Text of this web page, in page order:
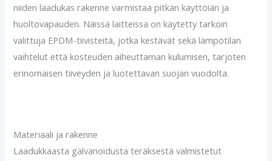
niiden laadukas rakenne varmistaa pitkän käyttöiän ja
huoltovapauden. Näissä laitteissa on käytetty tarkoin
valittuja EPDM-tiivisteitä, jotka kestävät sekä lämpötilan
vaihtelut että kosteuden aiheuttaman kulumisen, tarjoten
erinomaisen tiiveyden ja luotettavan suojan vuodolta.
Materiaali ja rakenne
Laadukkaasta galvanoidusta teräksestä valmistetut